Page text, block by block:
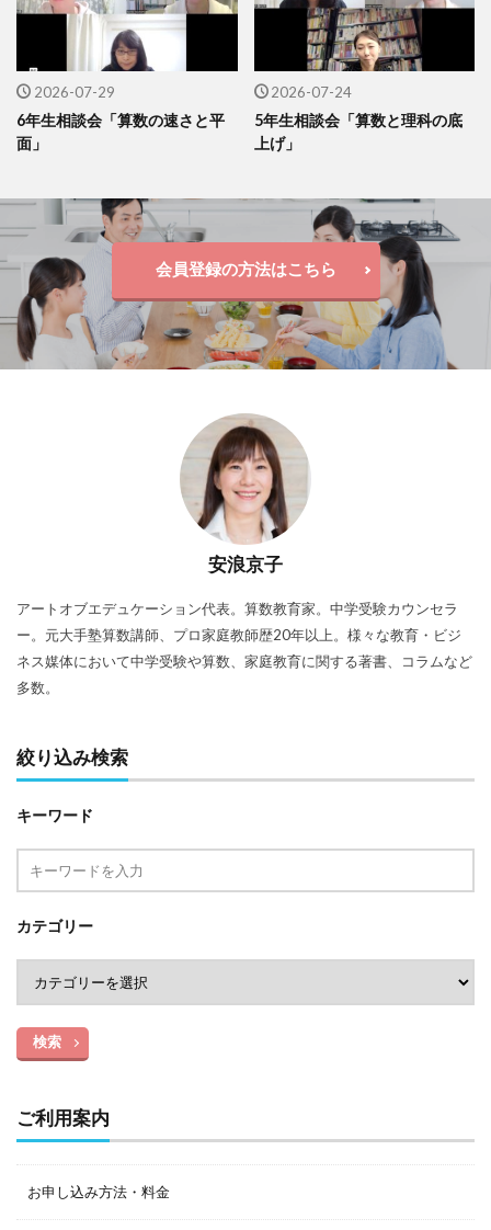
2026-07-29
6年生相談会「算数の速さと平
面」
2026-07-24
5年生相談会「算数と理科の底
上げ」
会員登録の方法はこちら
安浪京子
アートオブエデュケーション代表。算数教育家。中学受験カウンセラ
ー。元大手塾算数講師、プロ家庭教師歴20年以上。様々な教育・ビジ
ネス媒体において中学受験や算数、家庭教育に関する著書、コラムなど
多数。
絞り込み検索
キーワード
カテゴリー
検索
ご利用案内
お申し込み方法・料金